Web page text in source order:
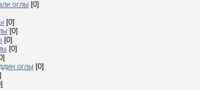
оглы [0]
[0]
[0]
[0]
[0]
оглы [0]